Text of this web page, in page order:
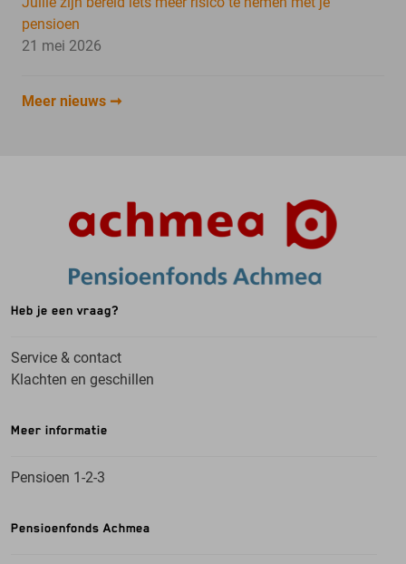
pensioen
21 mei 2026
Meer nieuws
Heb je een vraag?
Service & contact
Klachten en geschillen
Meer informatie
Pensioen 1-2-3
Pensioenfonds Achmea